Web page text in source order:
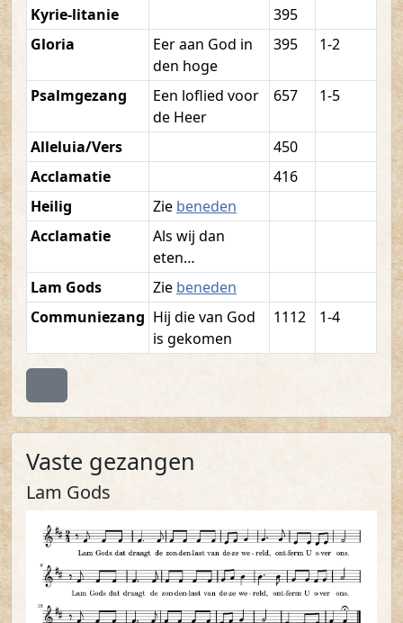
Kyrie-litanie
395
Gloria
Eer aan God in
den hoge
395 1-2
Psalmgezang
Een loflied voor
de Heer
657 1-5
Alleluia/Vers
450
Acclamatie
416
Heilig
Zie beneden
Acclamatie
Als wij dan
eten…
Lam Gods
Zie beneden
Communiezang Hij die van God
is gekomen
1112 1-4
Vaste gezangen
Lam Gods